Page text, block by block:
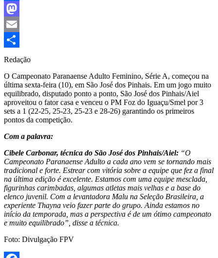
Facebook
Mastodon
Email
Share
Redação
O Campeonato Paranaense Adulto Feminino, Série A, começou na
última sexta-feira (10), em São José dos Pinhais. Em um jogo muito
equilibrado, disputado ponto a ponto, São José dos Pinhais/Aiel
aproveitou o fator casa e venceu o PM Foz do Iguaçu/Smel por 3
sets a 1 (22-25, 25-23, 25-23 e 28-26) garantindo os primeiros
pontos da competição.
Com a palavra:
Cibele Carbonar, técnica do São José dos Pinhais/Aiel: “O
Campeonato Paranaense Adulto a cada ano vem se tornando mais
tradicional e forte. Estrear com vitória sobre a equipe que fez a final
na última edição é excelente. Estamos com uma equipe mesclada,
figurinhas carimbadas, algumas atletas mais velhas e a base do
elenco juvenil. Com a levantadora Malu na Seleção Brasileira, a
experiente Thayna veio fazer parte do grupo. Ainda estamos no
início da temporada, mas a perspectiva é de um ótimo campeonato
e muito equilibrado”, disse a técnica.
Foto: Divulgação FPV